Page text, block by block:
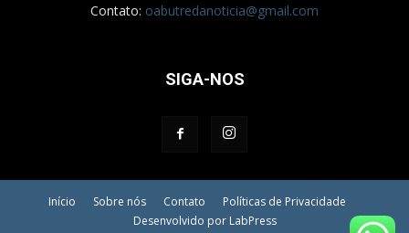
Contato: oabutredanoticia@gmail.com
SIGA-NOS
Início Sobre nós Contato
Políticas de Privacidade
Desenvolvido por LabPress